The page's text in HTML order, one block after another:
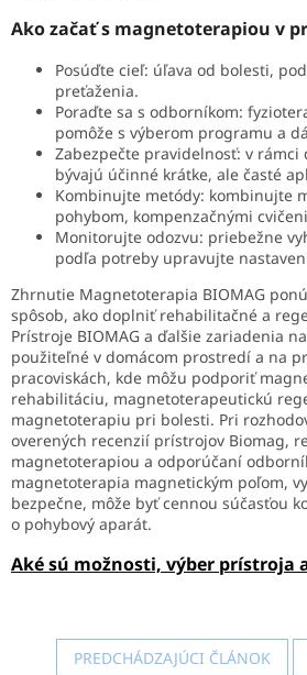
Ako začať s magnetoterapiou v
Posúďte cieľ: úľava od bolesti,
preťaženia.
Poraďte sa s odborníkom:
pomôže s výberom programu a
Zabezpečte pravidelnosť: v rámci
bývajú účinné krátke, ale časté
Kombinujte metódy: kombinujte
pohybom, kompenzačnými
Monitorujte odozvu: priebežne
podľa potreby upravujte
Zhrnutie Magnetoterapia BIOMAG
spôsob, ako doplniť rehabilitačné a
Prístroje BIOMAG a ďalšie zariadenia
použiteľné v domácom prostredí a na
pracoviskách, kde môžu podporiť
rehabilitáciu, magnetoterapeutickú
magnetoterapiu pri bolesti. Pri
overených recenzií prístrojov Biomag,
magnetoterapiou a odporúčaní
magnetoterapia magnetickým poľom,
bezpečne, môže byť cennou súčasťou
o pohybový aparát.
Aké sú možnosti, výber prístroja
PREDCHÁDZAJÚCI ČLÁNOK